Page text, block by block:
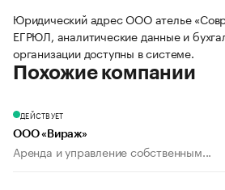
Юридический адрес ООО ателье
ЕГРЮЛ, аналитические данные и
организации доступны в системе.
Похожие компании
ДЕЙСТВУЕТ
ООО «Вираж»
Аренда и управление собственным...